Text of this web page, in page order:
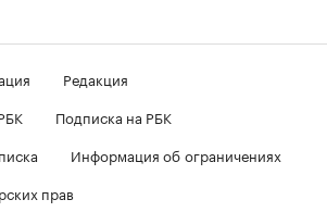
Редакция
Подписка на РБК
Информация об ограничениях
прав